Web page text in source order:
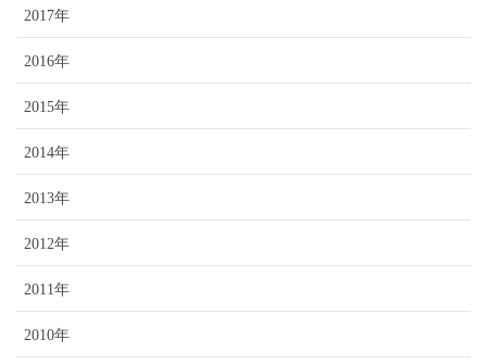
2017年
2016年
2015年
2014年
2013年
2012年
2011年
2010年